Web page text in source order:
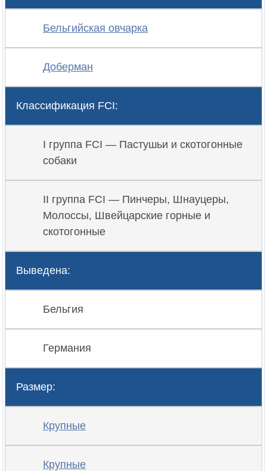
Бельгийская овчарка
Доберман
Классификация FCI:
I группа FCI — Пастушьи и скотогонные
собаки
II группа FCI — Пинчеры, Шнауцеры,
Молоссы, Швейцарские горные и
скотогонные
Выведена:
Бельгия
Германия
Размер:
Крупные
Крупные